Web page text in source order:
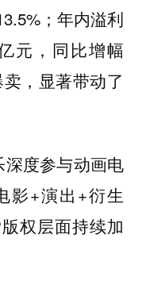
；年内溢利
元，同比增幅
，显著带动了
度参与动画电
影+演出+衍生
权层面持续加